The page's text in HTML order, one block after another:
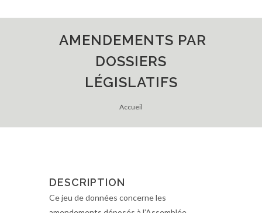
AMENDEMENTS PAR
DOSSIERS
LÉGISLATIFS
Accueil
DESCRIPTION
Ce jeu de données concerne les